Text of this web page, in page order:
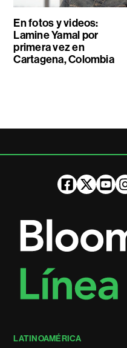
En fotos y videos:
Lamine Yamal por
primera vez en
Cartagena, Colombia
LATINOAMÉRICA